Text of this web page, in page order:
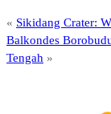
« Sikidang Crater:
Balkondes
Tengah »